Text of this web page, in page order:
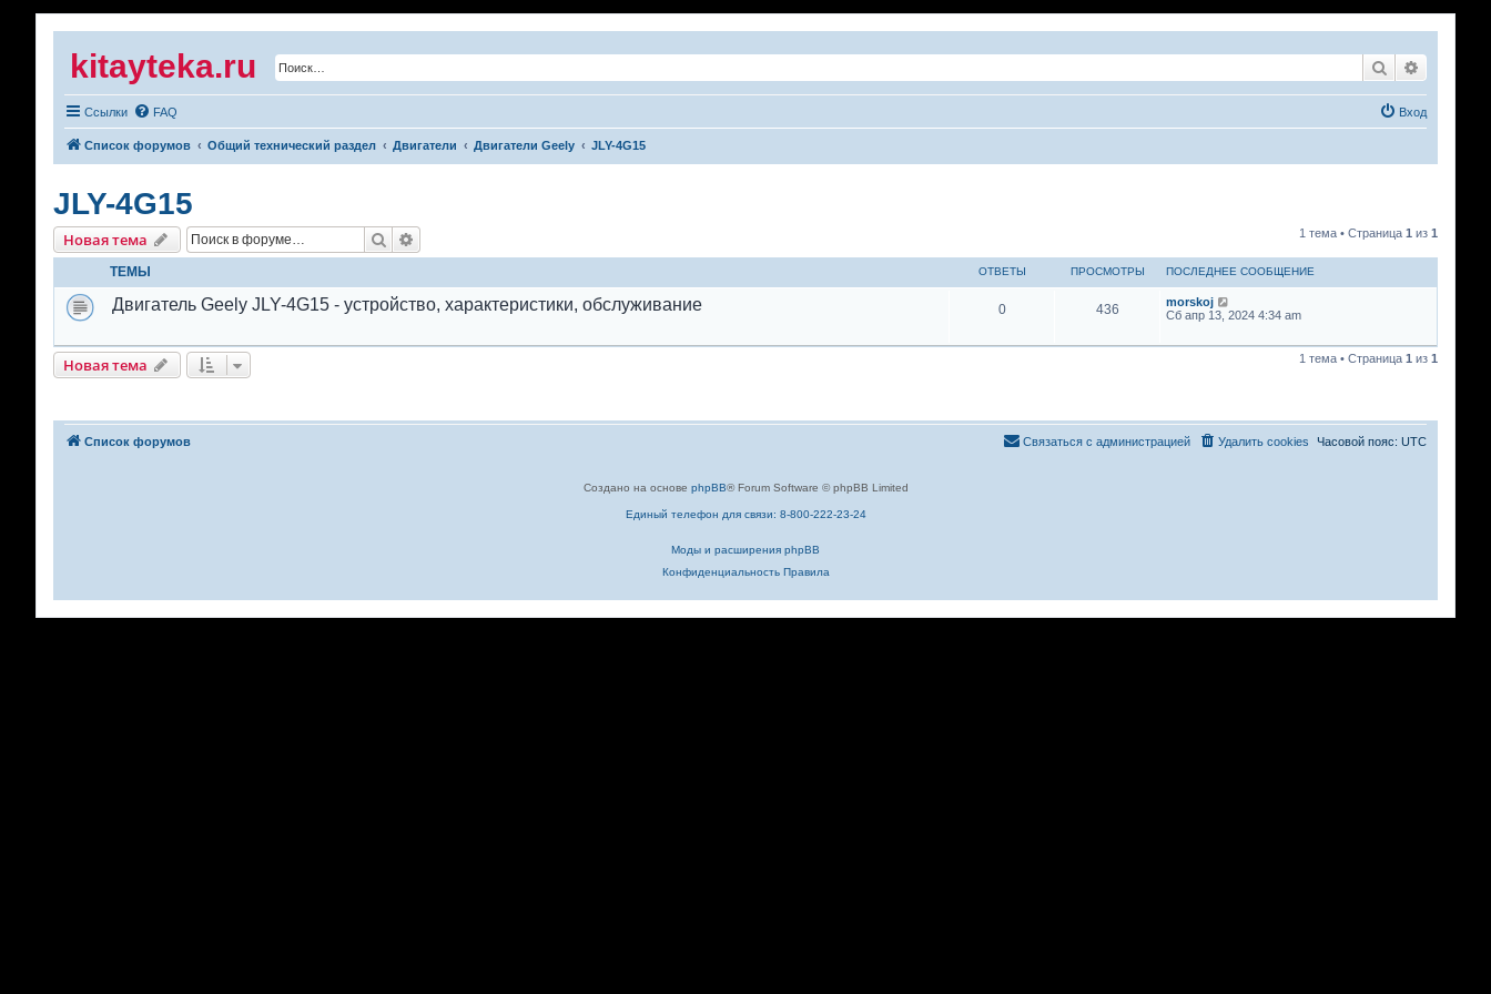
kitayteka.ru Поиск
Ссылки FAQ Вход
Список форумов Общий технический раздел Двигатели Двигатели Geely JLY-4G15
JLY-4G15
Новая тема Поиск 1 тема • Страница 1 из 1
ТЕМЫ ОТВЕТЫ ПРОСМОТРЫ ПОСЛЕДНЕЕ СООБЩЕНИЕ
Двигатель Geely JLY-4G15 - устройство, характеристики, обслуживание 0 436
morskoj
Сб апр 13, 2024 4:34 am
Новая тема 1 тема • Страница 1 из 1
Список форумов Часовой пояс: UTC
Удалить cookies
Связаться с администрацией
Создано на основе phpBB® Forum Software © phpBB Limited
Единый телефон для связи: 8-800-222-23-24
Моды и расширения phpBB
Конфиденциальность Правила